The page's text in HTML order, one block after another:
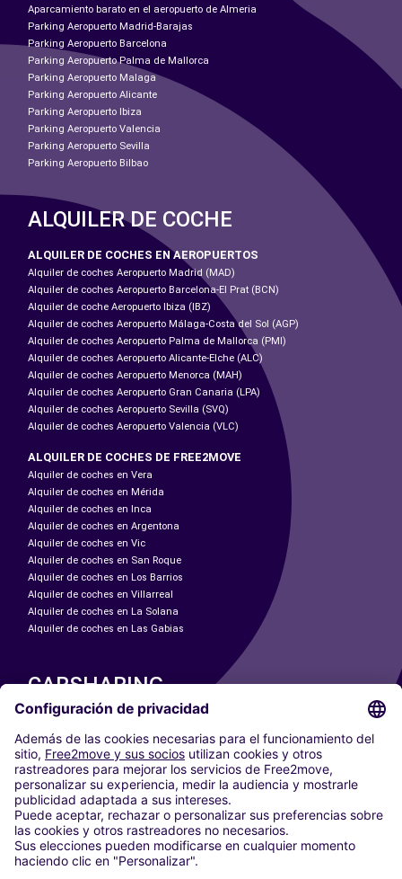
Aparcamiento barato en el aeropuerto de Almeria
Parking Aeropuerto Madrid-Barajas
Parking Aeropuerto Barcelona
Parking Aeropuerto Palma de Mallorca
Parking Aeropuerto Malaga
Parking Aeropuerto Alicante
Parking Aeropuerto Ibiza
Parking Aeropuerto Valencia
Parking Aeropuerto Sevilla
Parking Aeropuerto Bilbao
ALQUILER DE COCHE
ALQUILER DE COCHES EN AEROPUERTOS
Alquiler de coches Aeropuerto Madrid (MAD)
Alquiler de coches Aeropuerto Barcelona-El Prat (BCN)
Alquiler de coche Aeropuerto Ibiza (IBZ)
Alquiler de coches Aeropuerto Málaga-Costa del Sol (AGP)
Alquiler de coches Aeropuerto Palma de Mallorca (PMI)
Alquiler de coches Aeropuerto Alicante-Elche (ALC)
Alquiler de coches Aeropuerto Menorca (MAH)
Alquiler de coches Aeropuerto Gran Canaria (LPA)
Alquiler de coches Aeropuerto Sevilla (SVQ)
Alquiler de coches Aeropuerto Valencia (VLC)
ALQUILER DE COCHES DE FREE2MOVE
Alquiler de coches en Vera
Alquiler de coches en Mérida
Alquiler de coches en Inca
Alquiler de coches en Argentona
Alquiler de coches en Vic
Alquiler de coches en San Roque
Alquiler de coches en Los Barrios
Alquiler de coches en Villarreal
Alquiler de coches en La Solana
Alquiler de coches en Las Gabias
CARSHARING
NUESTRAS CIUDADES
Paris
Madrid
Washington DC
Milán
Roma
Turín
Viena
Berlín